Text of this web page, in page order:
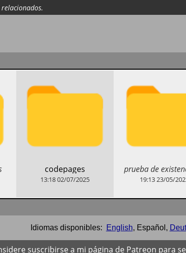
​codepages
13:1802/07/2025
​prueba de
dispositivo
19:1323/05/
Idiomas disponibles: English, Español ,
suscribirse a mi página de Patreon para